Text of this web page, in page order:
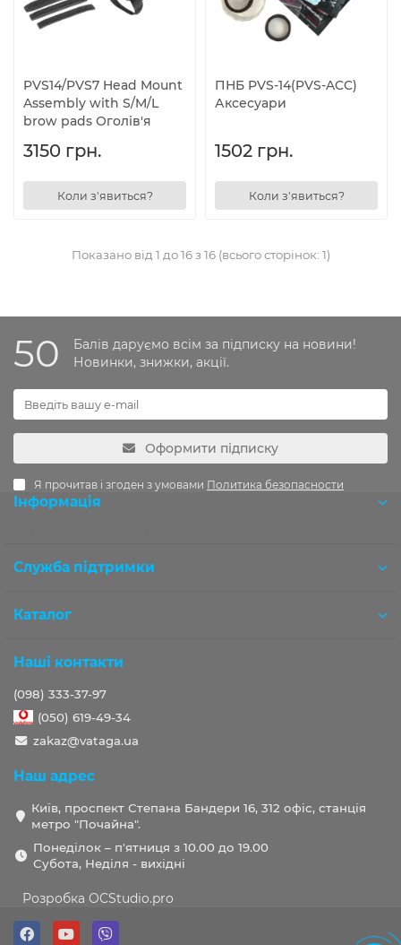
PVS14/PVS7 Head Mount
Assembly with S/M/L
brow pads Оголів'я
3150 грн.
Коли з'явиться?
ПНБ PVS-14(PVS-ACC)
Аксесуари
1502 грн.
Коли з'явиться?
Показано від 1 до 16 з 16 (всього сторінок: 1)
50
Балів даруємо всім за підписку на новини!
Новинки, знижки, акції.
Оформити підписку
Я прочитав і згоден з умовами Политика безопасности
Інформація
Служба підтримки
Каталог
Наші контакти
(098) 333-37-97
(050) 619-49-34
zakaz@vataga.ua
Наш адрес
Київ, проспект Степана Бандери 16, 312 офіс, станція
метро "Почайна".
Понеділок – п'ятниця з 10.00 до 19.00
Субота, Неділя - вихідні
Розробка OCStudio.pro